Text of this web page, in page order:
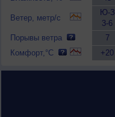
Ветер, метр/с
Порывы ветра
Комфорт,°C
Ю-З
3-6
7
+20